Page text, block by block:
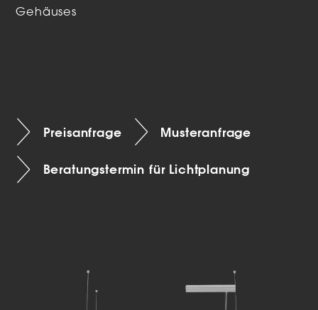
Gehäuses
Preisanfrage Musteranfrage
Beratungstermin für Lichtplanung